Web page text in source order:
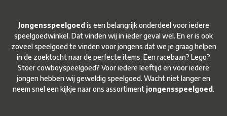
Jongensspeelgoed is een belangrijk onderdeel voor iedere
speelgoedwinkel. Dat vinden wij in ieder geval wel. En er is ook
zoveel speelgoed te vinden voor jongens dat we je graag helpen
in de zoektocht naar de perfecte items. Een racebaan? Lego?
Stoer cowboyspeelgoed? Voor iedere leeftijd en voor iedere
jongen hebben wij geweldig speelgoed. Wacht niet langer en
neem snel een kijkje naar ons assortiment jongensspeelgoed.